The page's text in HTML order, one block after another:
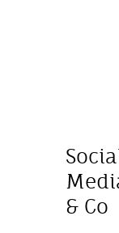
& Co